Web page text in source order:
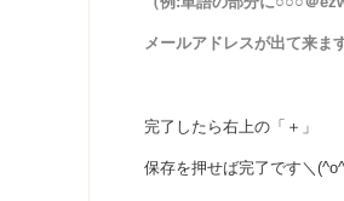
メールアドレスが出て来ます
完了したら右上の「＋」
保存を押せば完了です＼